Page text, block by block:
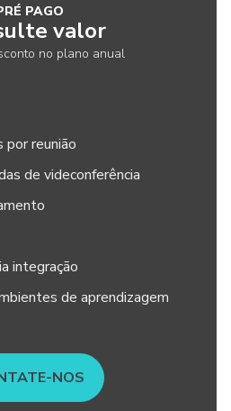
PAGO
valor
no plano anual
reunião
de videconferência
integração
de aprendizagem
NOS